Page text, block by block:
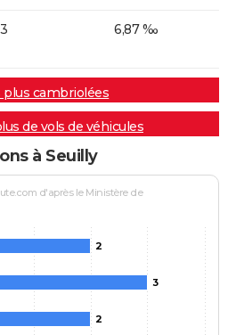
3 6,87 ‰
plus cambriolées
de vols de véhicules
à Seuilly
d'après le Ministère de
2
3
2